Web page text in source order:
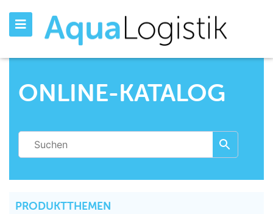
ONLINE-KATALOG
PRODUKTTHEMEN